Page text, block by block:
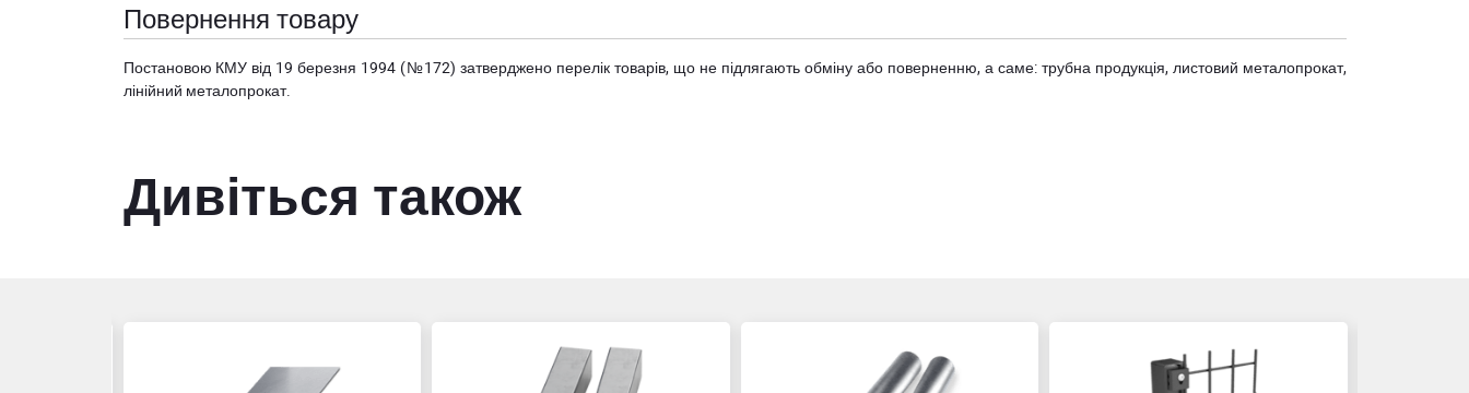
Повернення товару
Постановою КМУ від 19 березня 1994 (№172) затверджено перелік товарів, що не підлягають обміну або поверненню, а саме: трубна продукція, листовий металопрокат,
лінійний металопрокат.
Дивіться також